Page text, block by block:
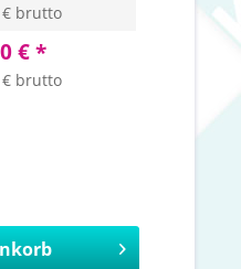
€ brutto
€ *
€ brutto